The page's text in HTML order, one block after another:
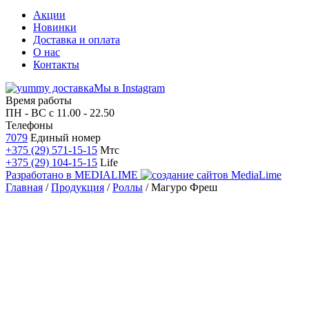
Акции
Новинки
Доставка и оплата
О нас
Контакты
Мы в Instagram
Время работы
ПН - ВС с 11.00 - 22.50
Телефоны
7079 Единый номер
+375 (29) 571-15-15 Мтс
+375 (29) 104-15-15 Life
Разработано в MEDIALIME
Главная /Продукция /Роллы /Магуро Фреш